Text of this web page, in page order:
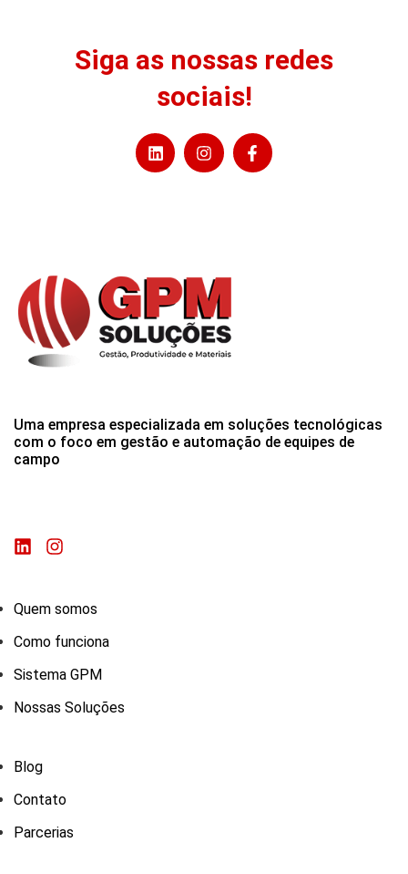
Siga as nossas redes
sociais!
Uma empresa especializada em soluções tecnológicas
com o foco em gestão e automação de equipes de
campo
Quem somos
Como funciona
Sistema GPM
Nossas Soluções
Blog
Contato
Parcerias